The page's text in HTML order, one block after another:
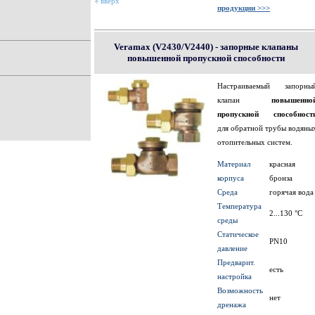
продукции >>>
Veramax (V2430/V2440) - запорные клапаны
повышенной пропускной способности
Настраиваемый
клапан
пропускной
для обратной трубы
отопительных систем.
Материал
корпуса
красная
бронза
Среда
горячая вода
Температура
среды
2...130 °С
Статическое
давление
PN10
Предварит.
настройка
есть
Возможность
дренажа
нет